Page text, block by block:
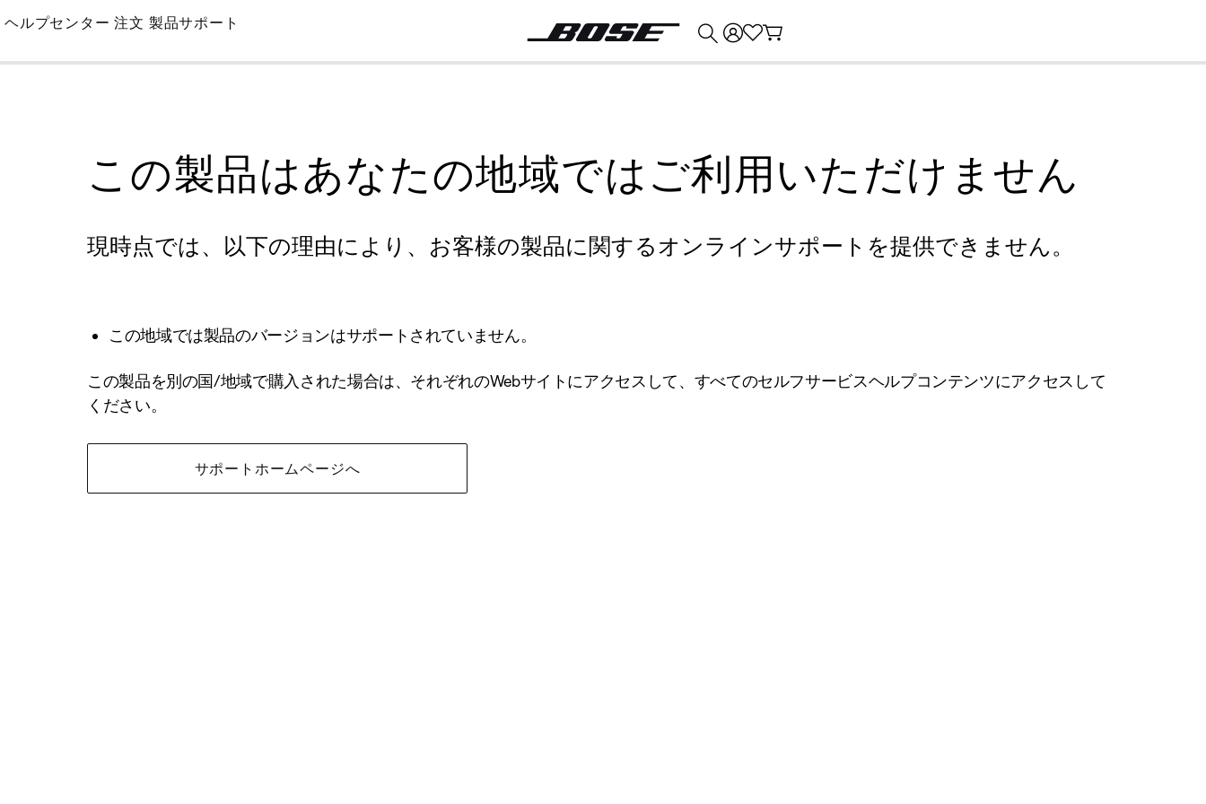
Skip
Main
ヘルプセンター 注文 製品サポート
この製品はあなたの地域ではご利用いただけません
現時点では、以下の理由により、お客様の製品に関するオンラインサポートを提供できません。
この地域では製品のバージョンはサポートされていません。
この製品を別の国/地域で購入された場合は、それぞれのWebサイトにアクセスして、すべてのセルフサービスヘルプコンテンツにアクセスして
ください。
サポートホームページへ